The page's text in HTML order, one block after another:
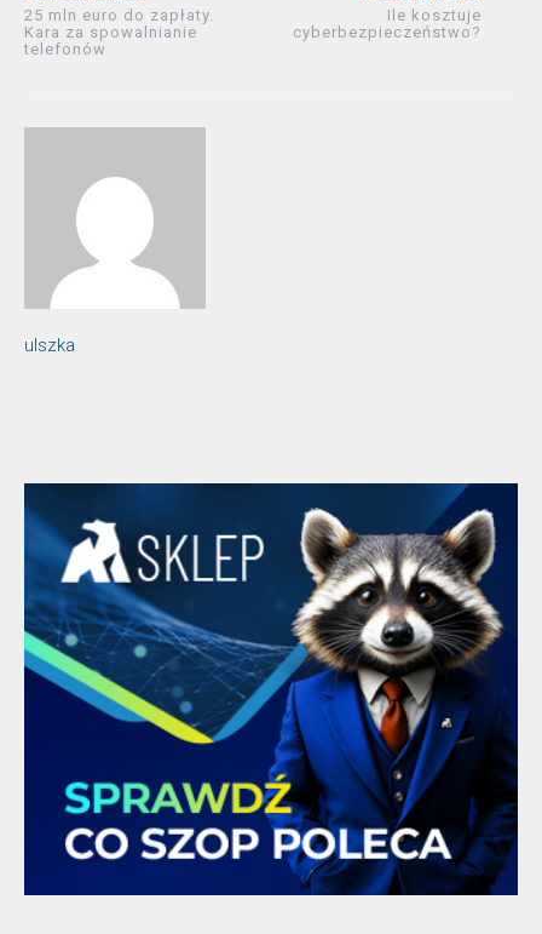
25 mln euro do zapłaty.
Kara za spowalnianie
telefonów
Ile kosztuje
cyberbezpieczeństwo?
ulszka